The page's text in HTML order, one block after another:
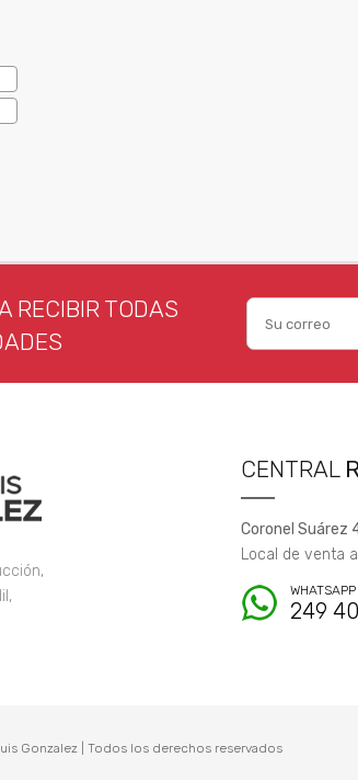
RECIBIR TODAS
CENTRAL
Coronel Suárez
Local de venta
WHATSAPP
249
Gonzalez | Todos los derechos reservados